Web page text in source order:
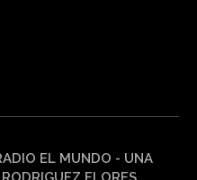
EL MUNDO - UNA